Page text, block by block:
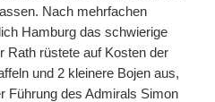
Nach mehrfachen
Hamburg das schwierige
Rath rüstete auf Kosten der
und 2 kleinere Bojen aus,
Führung des Admirals Simon